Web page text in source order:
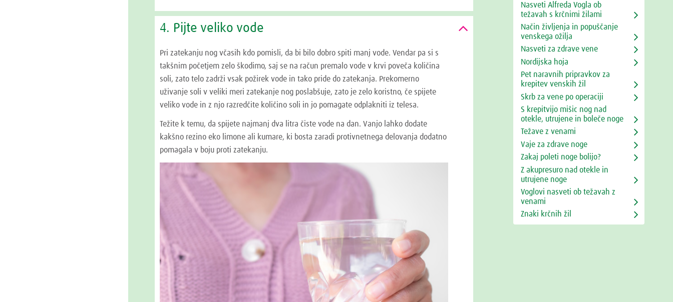
4. Pijte veliko vode
Pri zatekanju nog včasih kdo pomisli, da bi bilo dobro spiti manj vode. Vendar pa si s
takšnim početjem zelo škodimo, saj se na račun premalo vode v krvi poveča količina
soli, zato telo zadrži vsak požirek vode in tako pride do zatekanja. Prekomerno
uživanje soli v veliki meri zatekanje nog poslabšuje, zato je zelo koristno, če spijete
veliko vode in z njo razredčite količino soli in jo pomagate odplakniti iz telesa.
Težite k temu, da spijete najmanj dva litra čiste vode na dan. Vanjo lahko dodate
kakšno rezino eko limone ali kumare, ki bosta zaradi protivnetnega delovanja dodatno
pomagala v boju proti zatekanju.
Nasveti Alfreda Vogla ob
težavah s krčnimi žilami
Način življenja in popuščanje
venskega ožilja
Nasveti za zdrave vene
Nordijska hoja
Pet naravnih pripravkov za
krepitev venskih žil
Skrb za vene po operaciji
S krepitvijo mišic nog nad
otekle, utrujene in boleče noge
Težave z venami
Vaje za zdrave noge
Zakaj poleti noge bolijo?
Z akupresuro nad otekle in
utrujene noge
Voglovi nasveti ob težavah z
venami
Znaki krčnih žil